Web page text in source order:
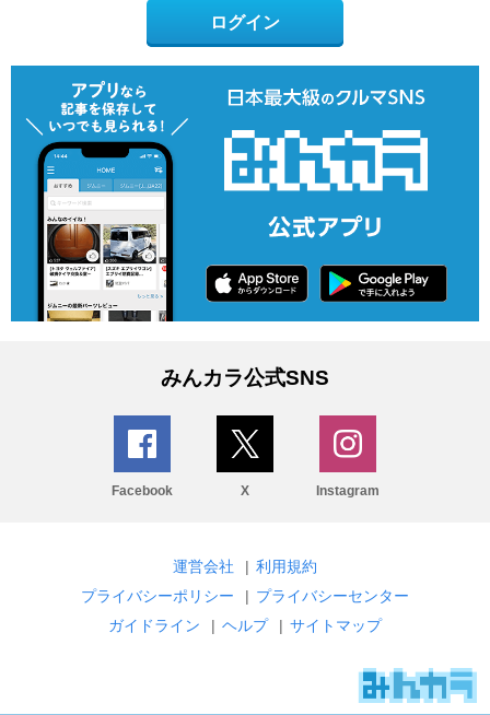
ログイン
みんカラ公式SNS
Facebook X Instagram
運営会社 | 利用規約
プライバシーポリシー
| プライバシーセンター
ガイドライン
| ヘルプ | サイトマップ